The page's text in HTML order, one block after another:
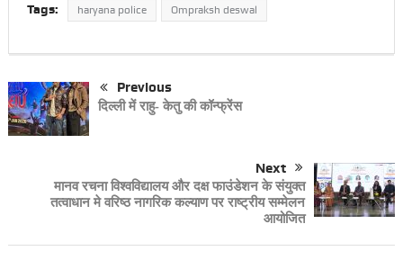
Tags: haryana police Ompraksh deswal
Previous
दिल्ली में राहु- केतु की कॉन्फ्रेंस
Next
मानव रचना विश्वविद्यालय और दक्ष फाउंडेशन के संयुक्त
तत्वाधान मे वरिष्ठ नागरिक कल्याण पर राष्ट्रीय सम्मेलन
आयोजित